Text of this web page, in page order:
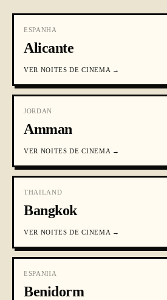
ESPANHA
Alicante
VER NOITES DE CINEMA →
JORDAN
Amman
VER NOITES DE CINEMA →
THAILAND
Bangkok
VER NOITES DE CINEMA →
ESPANHA
Benidorm